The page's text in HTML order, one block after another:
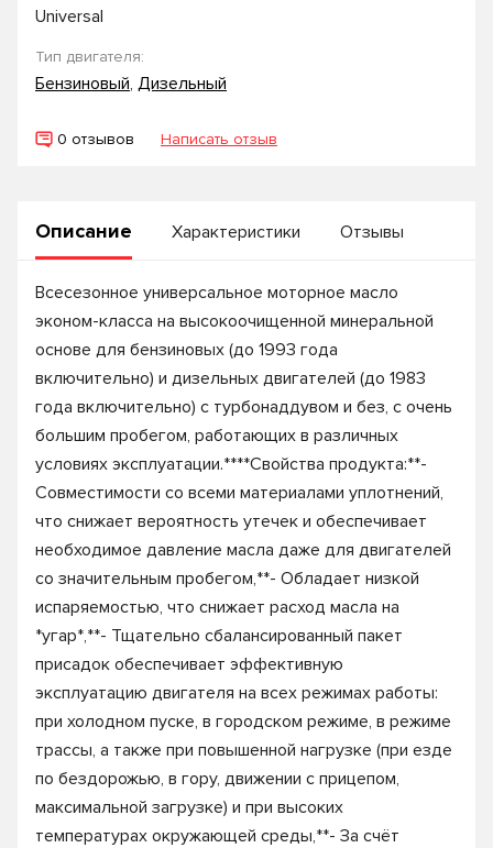
Universal
Тип двигателя:
Бензиновый, Дизельный
0 отзывов Написать отзыв
Описание Характеристики Отзывы
Всесезонное универсальное моторное масло
эконом-класса на высокоочищенной минеральной
основе для бензиновых (до 1993 года
включительно) и дизельных двигателей (до 1983
года включительно) с турбонаддувом и без, с очень
большим пробегом, работающих в различных
условиях эксплуатации.****Свойства продукта:**-
Совместимости со всеми материалами уплотнений,
что снижает вероятность утечек и обеспечивает
необходимое давление масла даже для двигателей
со значительным пробегом,**- Обладает низкой
испаряемостью, что снижает расход масла на
*угар*,**- Тщательно сбалансированный пакет
присадок обеспечивает эффективную
эксплуатацию двигателя на всех режимах работы:
при холодном пуске, в городском режиме, в режиме
трассы, а также при повышенной нагрузке (при езде
по бездорожью, в гору, движении с прицепом,
максимальной загрузке) и при высоких
температурах окружающей среды,**- За счёт